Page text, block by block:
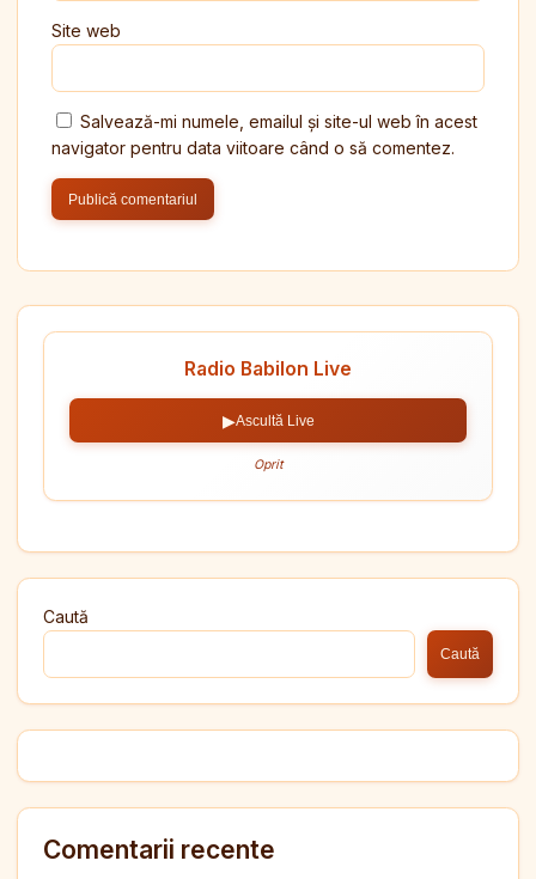
Site web
Salvează-mi numele, emailul și site-ul web în acest
navigator pentru data viitoare când o să comentez.
Radio Babilon Live
▶Ascultă Live
Oprit
Caută
Caută
Comentarii recente